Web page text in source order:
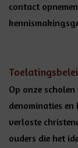
contact
Op onze
denominaties en
verloste
ouders die het